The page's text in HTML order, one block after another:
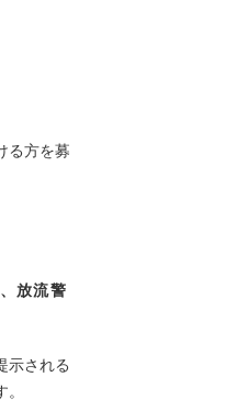
る方を募
放流警
示される